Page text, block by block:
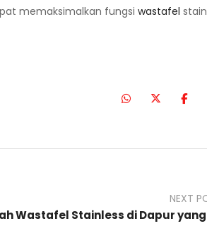
memaksimalkan fungsi wastafel
NEXT